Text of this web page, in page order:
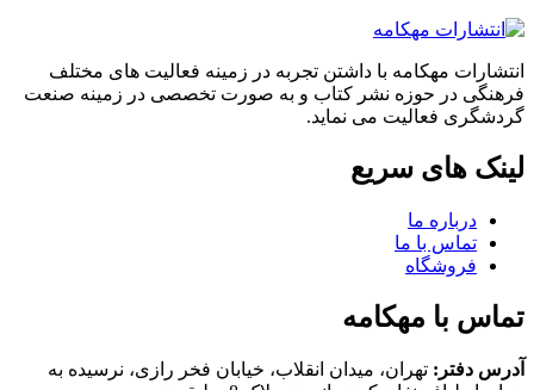
انتشارات مهکامه با داشتن تجربه در زمینه فعالیت های مختلف
فرهنگی در حوزه نشر کتاب و به صورت تخصصی در زمینه صنعت
گردشگری فعالیت می نماید.
لینک های سریع
درباره ما
تماس با ما
فروشگاه
تماس با مهکامه
آدرس دفتر: تهران، میدان انقلاب، خیابان فخر رازی، نرسیده به